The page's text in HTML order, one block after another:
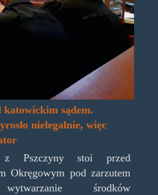
sądem.
nielegalnie, więc
Pszczyny stoi przed
Okręgowym pod zarzutem
środków